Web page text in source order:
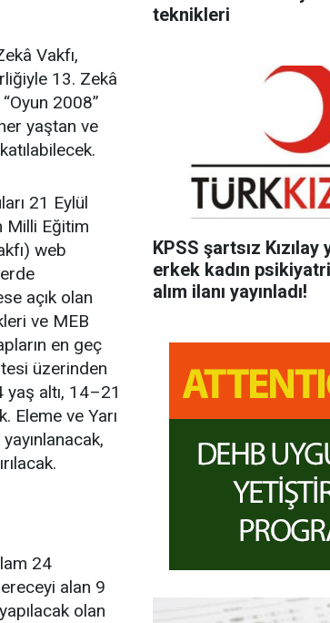
Vakfı,
13. Zekâ
2008”
yaştan ve
21 Eylül
Milli Eğitim
web
açık olan
ve MEB
en geç
üzerinden
altı, 14–21
Eleme ve Yarı
24
alan 9
olan
teknikleri
KPSS şartsız
erkek kadın
alım ilanı yayınladı!